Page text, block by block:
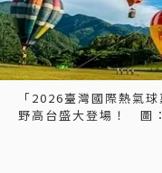
「2026臺灣國際熱氣
野高台盛大登場！ 圖